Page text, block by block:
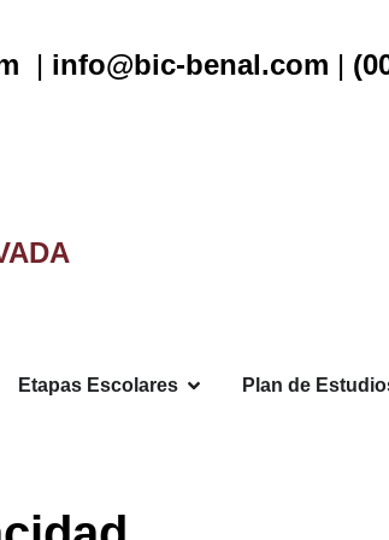
| info@bic-benal.com |
Etapas Escolares Plan de